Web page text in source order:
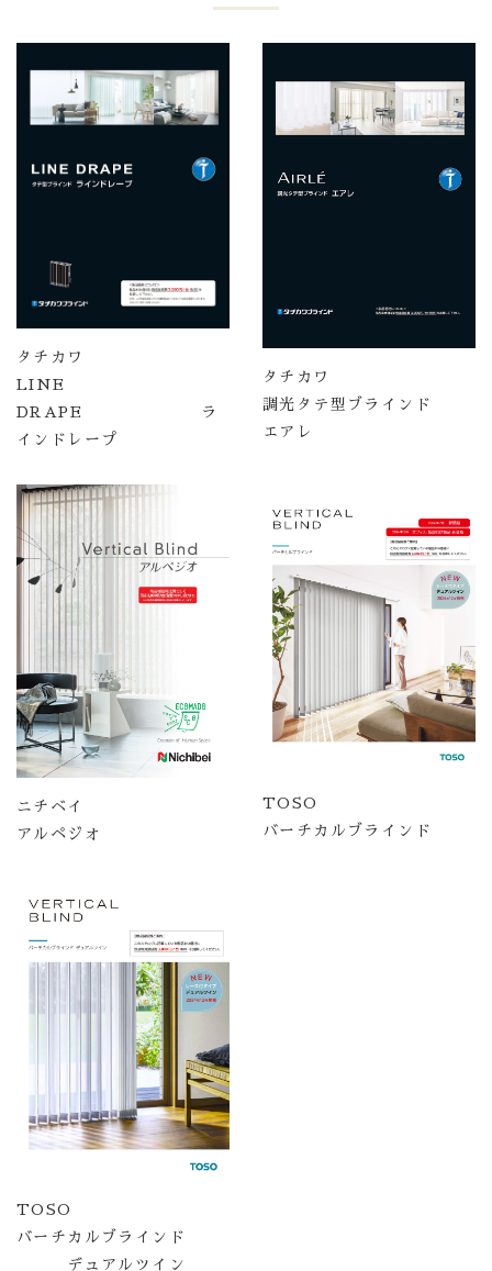
タチカワ
LINE
DRAPE ラ
インドレープ
タチカワ
調光タテ型ブラインド
エアレ
ニチベイ
アルペジオ
TOSO
バーチカルブラインド
TOSO
バーチカルブラインド
デュアルツイン